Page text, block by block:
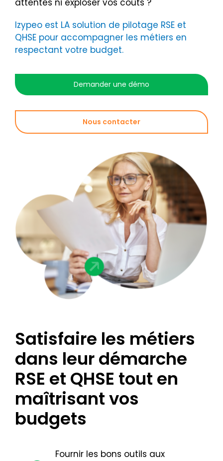
attentes ni exploser vos coûts ?
Izypeo est LA solution de pilotage RSE et
QHSE pour accompagner les métiers en
respectant votre budget.
Demander une démo
Nous contacter
Satisfaire les métiers
dans leur démarche
RSE et QHSE tout en
maîtrisant vos
budgets
Fournir les bons outils aux